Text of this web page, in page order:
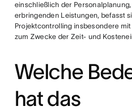
einschließlich der
erbringenden Leistungen, befasst
Projektcontrolling insbesondere
zum Zwecke der Zeit- und
Welche
hat das